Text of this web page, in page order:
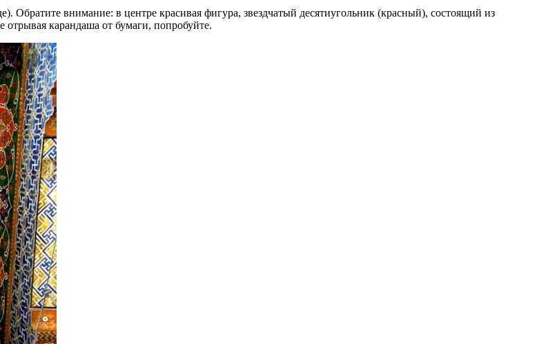
Обратите внимание: в центре красивая фигура, звездчатый десятиугольник (красный), состоящий из
отрывая карандаша от бумаги, попробуйте.